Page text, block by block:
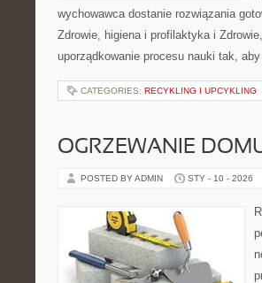
wychowawca dostanie rozwiązania
Zdrowie, higiena i profilaktyka i
uporządkowanie procesu nauki tak,
CATEGORIES: RECYKLING I UPCYKLING
OGRZEWANIE
POSTED BY ADMIN STY - 10 - 2026